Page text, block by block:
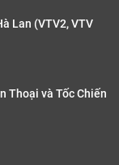
Lan (VTV2, VTV
Thoại và Tốc Chiến